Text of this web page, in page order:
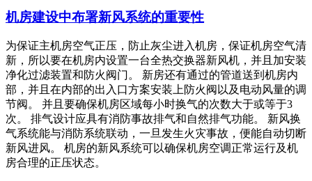
机房建设中布署新风系统的重要性
为保证主机房空气正压，防止灰尘进入机房，保证机房空气清
新，所以要在机房内设置一台全热交换器新风机，并且加安装
净化过滤装置和防火阀门。 新房还有通过的管道送到机房内
部，并且在内部的出入口方案安装上防火阀以及电动风量的调
节阀。 并且要确保机房区域每小时换气的次数大于或等于3
次。 排气设计应具有消防事故排气和自然排气功能。 新风换
气系统能与消防系统联动，一旦发生火灾事故，便能自动切断
新风进风。 机房的新风系统可以确保机房空调正常运行及机
房合理的正压状态。